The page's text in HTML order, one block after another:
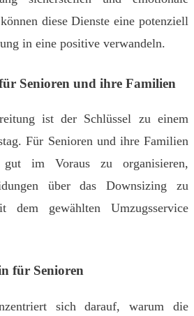
diese Dienste eine potenziell
in eine positive verwandeln.
Senioren und ihre Familien
ist der Schlüssel zu einem
Für Senioren und ihre Familien
im Voraus zu organisieren,
über das Downsizing zu
gewählten Umzugsservice
für Senioren
sich darauf, warum die